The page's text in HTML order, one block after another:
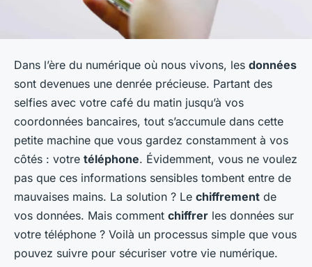
Dans l’ère du numérique où nous vivons, les données
sont devenues une denrée précieuse. Partant des
selfies avec votre café du matin jusqu’à vos
coordonnées bancaires, tout s’accumule dans cette
petite machine que vous gardez constamment à vos
côtés : votre téléphone. Évidemment, vous ne voulez
pas que ces informations sensibles tombent entre de
mauvaises mains. La solution ? Le chiffrement de
vos données. Mais comment chiffrer les données sur
votre téléphone ? Voilà un processus simple que vous
pouvez suivre pour sécuriser votre vie numérique.